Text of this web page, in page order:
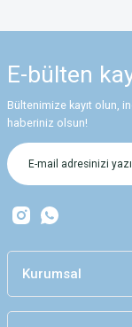
Görüş ve önerileriniz
Ürün resmi
Ürün
Ürün bilgilerinde
Bu ürüne benzer
E-bülten
Bültenimize kayıt olun,
haberiniz olsun!
Kurumsal